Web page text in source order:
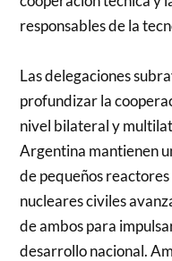
responsables de la
Las delegaciones
profundizar la
nivel bilateral y
Argentina mantienen
de pequeños
nucleares civiles
de ambos para
desarrollo nacional.